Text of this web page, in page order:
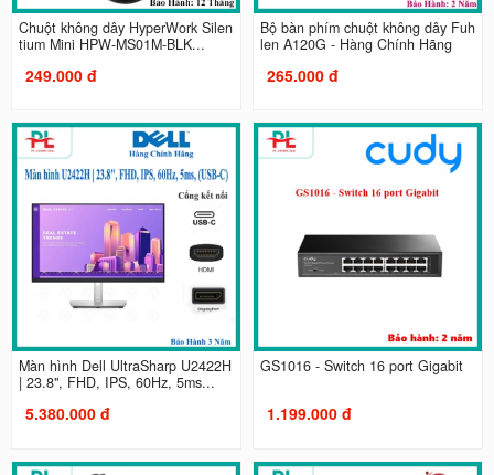
Chuột không dây HyperWork Silen
tium Mini HPW-MS01M-BLK...
249.000 đ
Bộ bàn phím chuột không dây Fuh
len A120G - Hàng Chính Hãng
265.000 đ
Màn hình Dell UltraSharp U2422H
| 23.8", FHD, IPS, 60Hz, 5ms...
5.380.000 đ
GS1016 - Switch 16 port Gigabit
1.199.000 đ